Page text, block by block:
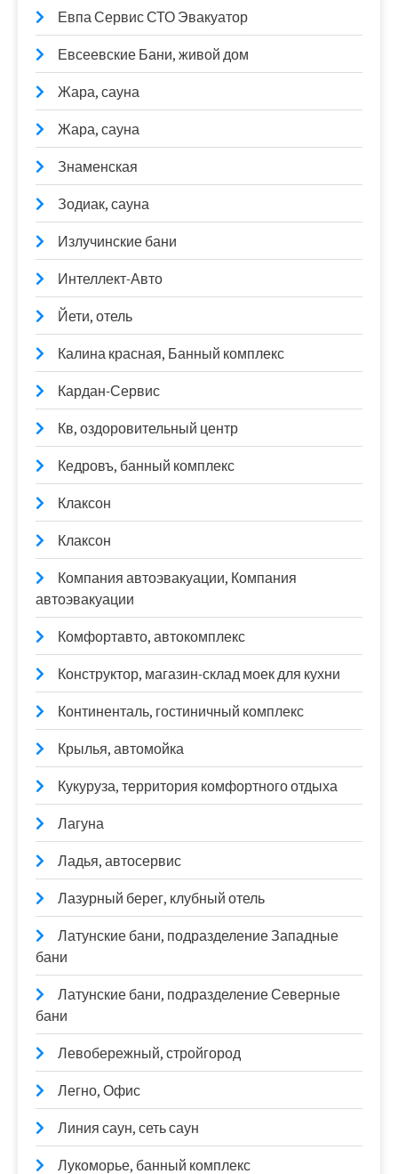
Евпа Сервис СТО Эвакуатор
Евсеевские Бани, живой дом
Жара, сауна
Жара, сауна
Знаменская
Зодиак, сауна
Излучинские бани
Интеллект-Авто
Йети, отель
Калина красная, Банный комплекс
Кардан-Сервис
Кв, оздоровительный центр
Кедровъ, банный комплекс
Клаксон
Клаксон
Компания автоэвакуации, Компания
автоэвакуации
Комфортавто, автокомплекс
Конструктор, магазин-склад моек для кухни
Континенталь, гостиничный комплекс
Крылья, автомойка
Кукуруза, территория комфортного отдыха
Лагуна
Ладья, автосервис
Лазурный берег, клубный отель
Латунские бани, подразделение Западные
бани
Латунские бани, подразделение Северные
бани
Левобережный, стройгород
Легно, Офис
Линия саун, сеть саун
Лукоморье, банный комплекс